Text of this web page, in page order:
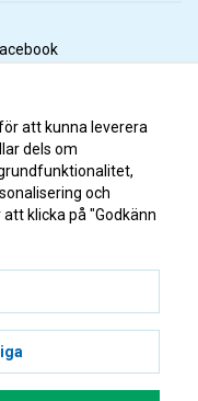
AB.
att kunna leverera
dels om
och
klicka på "Godkänn